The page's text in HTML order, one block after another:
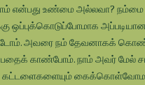
என்பது உண்மை அல்லவா? நம்மை
ஒப்புக்கொடுப்போமாக
அவரை நம் தேவனாகக்
காண்போம். நாம் அவர் மேல்